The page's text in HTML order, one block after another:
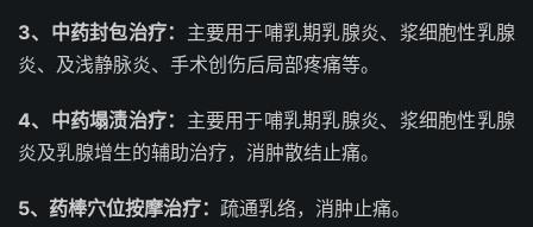
3、中药封包治疗： 主要用于哺乳期乳腺炎、浆细胞性乳腺
炎、及浅静脉炎、手术创伤后局部疼痛等。
4、中药塌渍治疗： 主要用于哺乳期乳腺炎、浆细胞性乳腺
炎及乳腺增生的辅助治疗，消肿散结止痛。
5、药棒穴位按摩治疗： 疏通乳络，消肿止痛。